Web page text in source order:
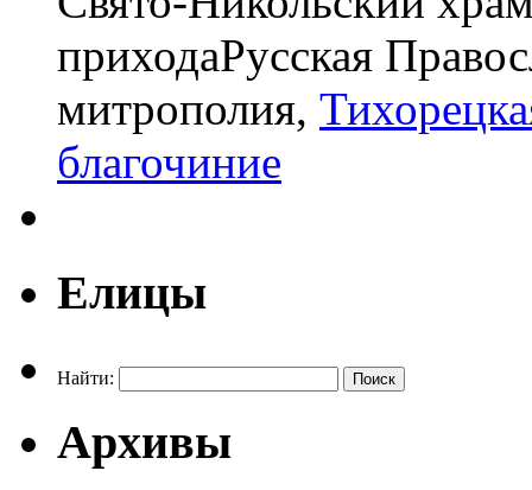
приходаРусская
митрополия,
благочиние
Елицы
Найти:
Архивы